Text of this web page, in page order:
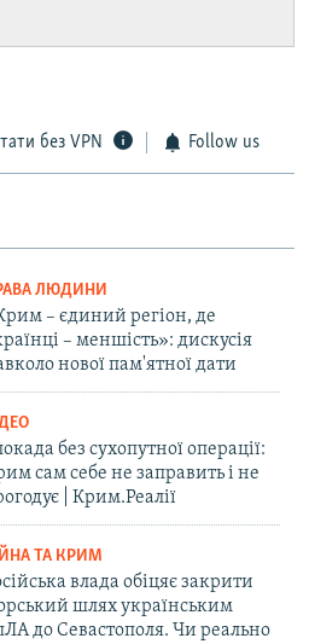
без VPN Follow us
ЛЮДИНИ
– єдиний регіон, де
– меншість»: дискусія
нової пам'ятної дати
без сухопутної операції:
сам себе не заправить і не
| Крим.Реалії
ТА КРИМ
влада обіцяє закрити
шлях українським
до Севастополя. Чи реально